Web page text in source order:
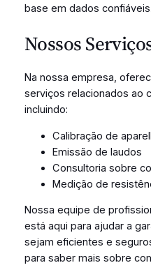
base em dados confiáveis.
Nossos
Na nossa empresa,
serviços relacionados ao
incluindo:
Calibração de
Emissão de laudos
Consultoria sobre
Medição de
Nossa equipe de
está aqui para ajudar a
sejam eficientes e
para saber mais sobre